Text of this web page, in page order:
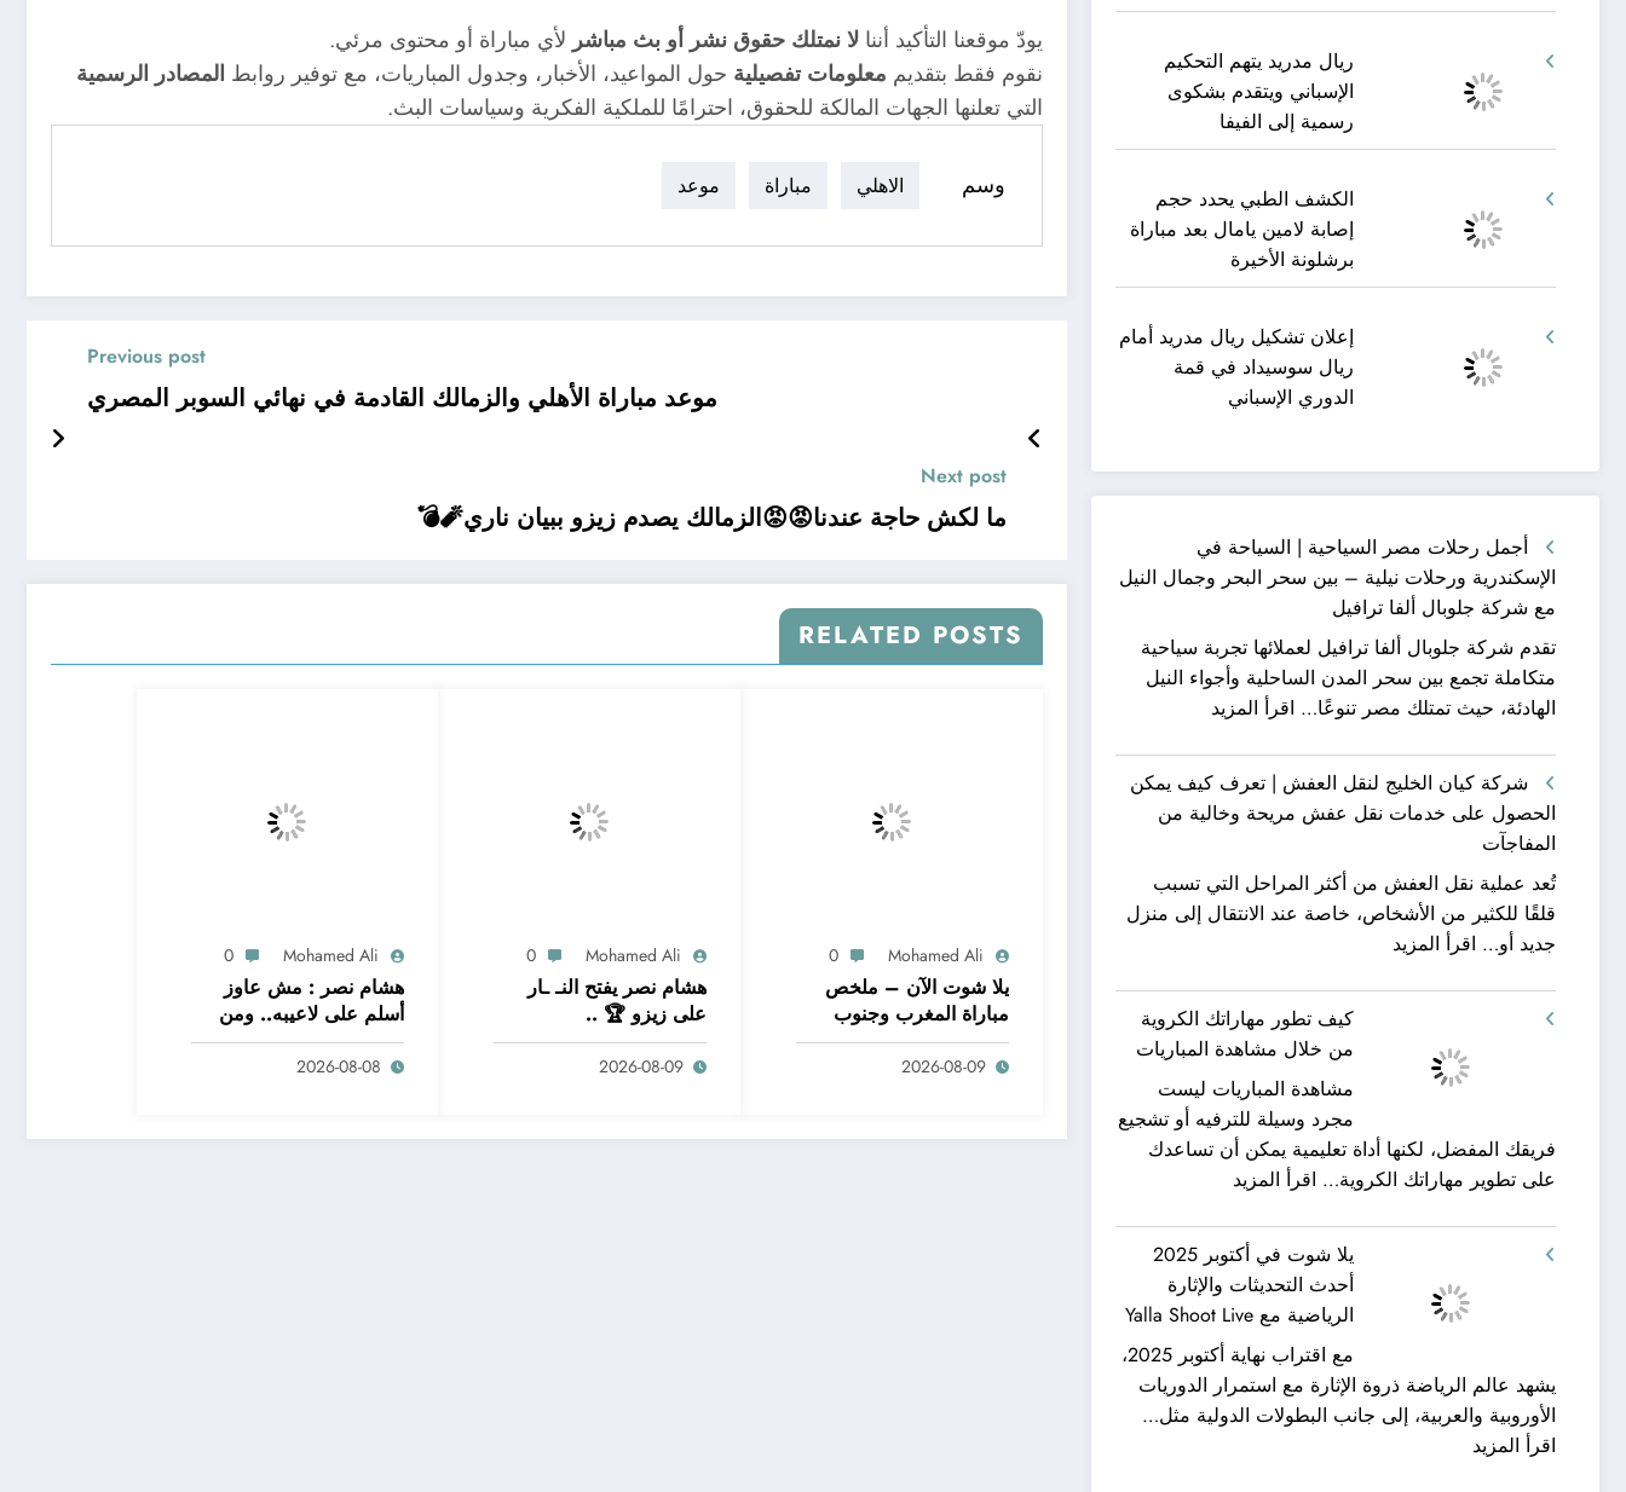
ريال مدريد يتهم التحكيم
الإسباني ويتقدم بشكوى
رسمية إلى الفيفا
الكشف الطبي يحدد حجم
إصابة لامين يامال بعد مباراة
برشلونة الأخيرة
إعلان تشكيل ريال مدريد أمام
ريال سوسيداد في قمة
الدوري الإسباني
أجمل رحلات مصر السياحية | السياحة في
الإسكندرية ورحلات نيلية – بين سحر البحر وجمال النيل
مع شركة جلوبال ألفا ترافيل
تقدم شركة جلوبال ألفا ترافيل لعملائها تجربة سياحية
متكاملة تجمع بين سحر المدن الساحلية وأجواء النيل
الهادئة، حيث تمتلك مصر تنوعًا… اقرأ المزيد
مصر
السياحية
السياحة
في
نيلية
–
سحر
البحر
وجمال
مع
شركة
جلوبال
ألفا
ترافيل
شركة كيان الخليج لنقل العفش | تعرف كيف يمكن
الحصول على خدمات نقل عفش مريحة وخالية من
المفاجآت
تُعد عملية نقل العفش من أكثر المراحل التي تسبب
قلقًا للكثير من الأشخاص، خاصة عند الانتقال إلى منزل
جديد أو… اقرأ المزيد
الخليج
العفش
تعرف
كيف
الحصول
خدمات
عفش
مريحة
وخالية
كيف تطور مهاراتك الكروية
من خلال مشاهدة المباريات
مشاهدة المباريات ليست
مجرد وسيلة للترفيه أو تشجيع
فريقك المفضل، لكنها أداة تعليمية يمكن أن تساعدك
على تطوير مهاراتك الكروية… اقرأ المزيد
مهاراتك
الكروية
من
خلال
مشاهدة
المباريات
يلا شوت في أكتوبر 2025
أحدث التحديثات والإثارة
الرياضية مع Yalla Shoot Live
مع اقتراب نهاية أكتوبر 2025،
يشهد عالم الرياضة ذروة الإثارة مع استمرار الدوريات
الأوروبية والعربية، إلى جانب البطولات الدولية مثل…
اقرأ المزيد
يودّ موقعنا التأكيد أننالا نمتلك حقوق نشر أو بث مباشر لأي مباراة أو محتوى مرئي.
نقوم فقط بتقديم معلومات تفصيلية حول المواعيد، الأخبار، وجدول المباريات، مع توفير روابط المصادر الرسمية
التي تعلنها الجهات المالكة للحقوق، احترامًا للملكية الفكرية وسياسات البث.
وسم الاهلي مباراة موعد
Previous post
موعد مباراة الأهلي والزمالك القادمة في نهائي السوبر المصري
Next post
ما لكش حاجة عندنا😡😡الزمالك يصدم زيزو ببيان ناري🧨💣
RELATED POSTS
Mohamed Ali
0
يلا شوت الآن – ملخص
مباراة المغرب وجنوب
افريقيا (2
2026-08-09
Mohamed Ali
0
هشام نصر يفتح النـ ـار
على زيزو 🏆 ..
2026-08-09
Mohamed Ali
0
هشام نصر : مش عاوز
أسلم على لاعيبه.. ومن
2026-08-08